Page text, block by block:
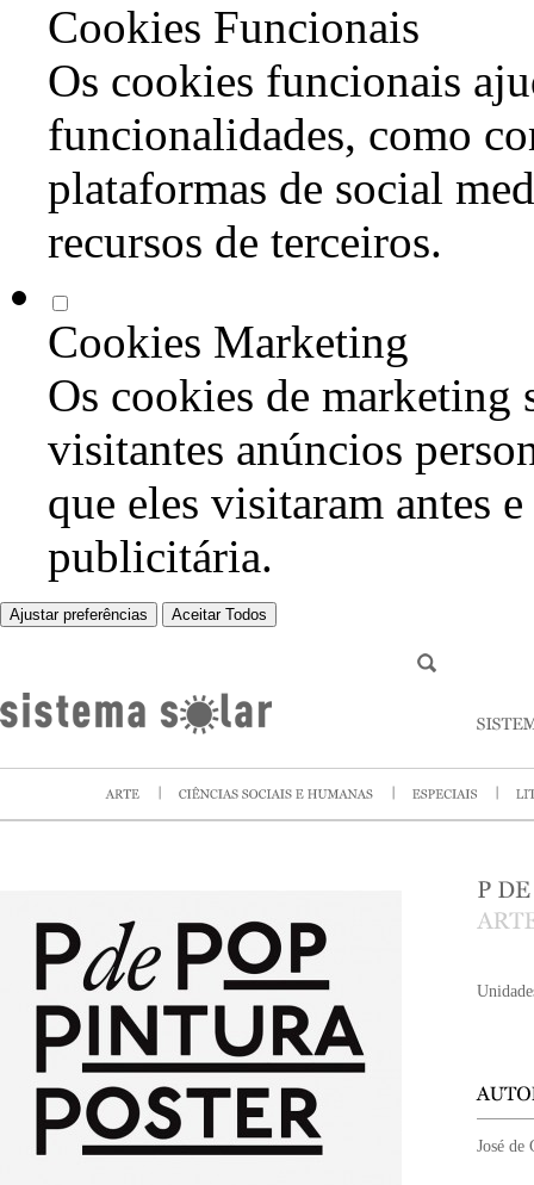
Cookies Funcionais
Os cookies funcionais
funcionalidades, como
plataformas de social
recursos de terceiros.
Cookies Marketing
Os cookies de marketing
visitantes anúncios
que eles visitaram antes
publicitária.
Ajustar preferências Aceitar Todos
José de